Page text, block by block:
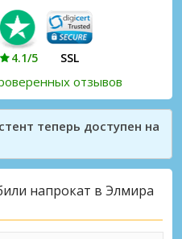
4.1/5 SSL
отзывов
теперь доступен на
напрокат в Элмира